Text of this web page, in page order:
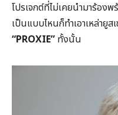
โปรเจกต์ที่ไม่เคยนำมาร้อง
เป็นแบบไหนก็ทำเอาเหล่ายูส
“PROXIE” ทั้งนั้น